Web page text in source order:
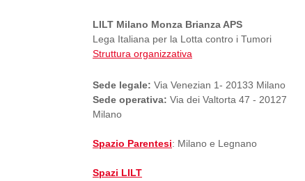
LILT Milano Monza Brianza APS
Lega Italiana per la Lotta contro i Tumori
Struttura organizzativa
Sede legale: Via Venezian 1- 20133 Milano
Sede operativa: Via dei Valtorta 47 - 20127
Milano
Spazio Parentesi: Milano e Legnano
Spazi LILT